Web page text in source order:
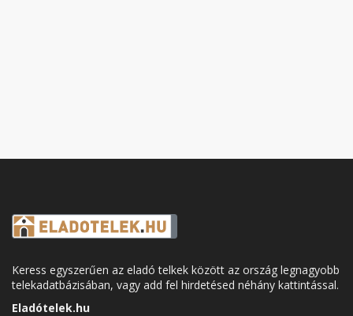
Keress egyszerűen az eladó telkek között az ország legnagyobb
telekadatbázisában, vagy add fel hirdetésed néhány kattintással.
Eladótelek.hu